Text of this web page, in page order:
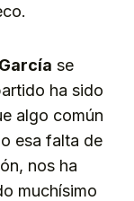
se
ha sido
algo común
esa falta de
nos ha
muchísimo